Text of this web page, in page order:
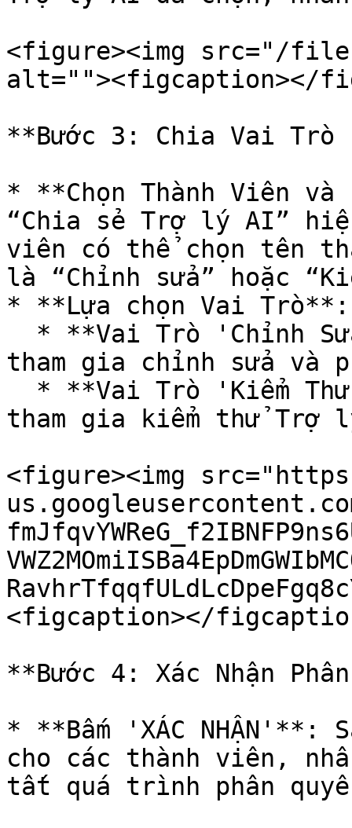
<figure><img src="/files/
alt=""><figcaption></
**Bước 3: Chia Vai Trò
* **Chọn Thành Viên và
“Chia sẻ Trợ lý AI”
viên có thể chọn tên
là “Chỉnh sửa” hoặc
* **Lựa chọn Vai Trò**:
tham gia chỉnh sửa
tham gia kiểm thử Trợ
<figure><img
<figcaption></
**Bước 4: Xác Nhận
* **Bấm 'XÁC NHẬN'**:
cho các thành viên,
tất quá trình phân